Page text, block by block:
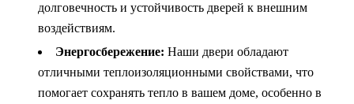
долговечность и устойчивость дверей к внешним
воздействиям.
Энергосбережение: Наши двери обладают
отличными теплоизоляционными свойствами, что
помогает сохранять тепло в вашем доме, особенно в